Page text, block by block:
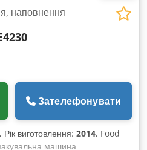
наповнення
Зателефонувати
, Рік виготовлення: 2014, Food
машина